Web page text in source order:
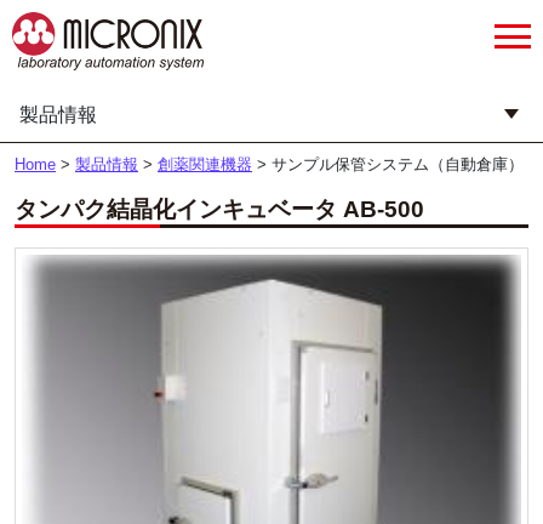
製品情報
Home > 製品情報 > 創薬関連機器 > サンプル保管システム（自動倉庫）
タンパク結晶化インキュベータ AB-500